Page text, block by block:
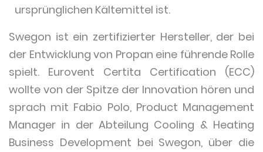
ursprünglichen Kältemittel ist.
Swegon ist ein zertifizierter Hersteller, der bei
der Entwicklung von Propan eine führende Rolle
spielt. Eurovent Certita Certification (ECC)
wollte von der Spitze der Innovation hören und
sprach mit Fabio Polo, Product Management
Manager in der Abteilung Cooling & Heating
Business Development bei Swegon, über die